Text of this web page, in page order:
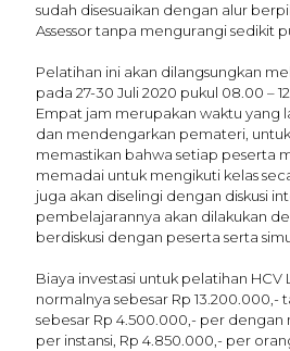
sudah disesuaikan dengan alur
Assessor tanpa mengurangi sedikit
Pelatihan ini akan dilangsungkan
pada 27-30 Juli 2020 pukul 08.00 –
Empat jam merupakan waktu yang
dan mendengarkan pemateri,
memastikan bahwa setiap peserta
memadai untuk mengikuti kelas
juga akan diselingi dengan diskusi
pembelajarannya akan dilakukan
berdiskusi dengan peserta serta
Biaya investasi untuk pelatihan HCV
normalnya sebesar Rp 13.200.000,-
sebesar Rp 4.500.000,- per
per instansi, Rp 4.850.000,- per